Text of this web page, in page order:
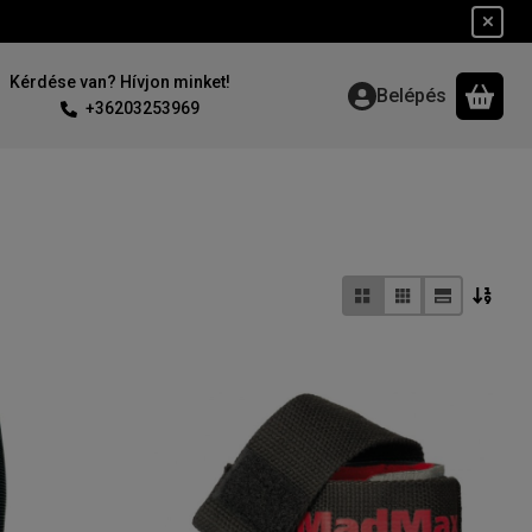
Kérdése van? Hívjon minket!
+36203253969
Belépés A